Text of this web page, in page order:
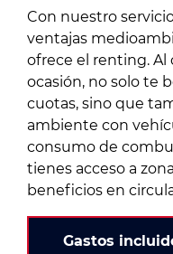
Con nuestro
ventajas
ofrece el renting. Al
ocasión, no solo te
cuotas, sino que
ambiente con
consumo de
tienes acceso a
beneficios en
Gastos